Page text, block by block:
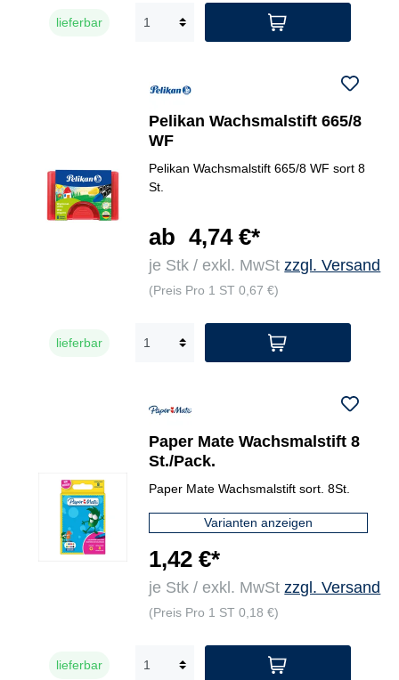
lieferbar
Pelikan Wachsmalstift 665/8
WF
Pelikan Wachsmalstift 665/8 WF sort 8
St.
ab 4,74 €*
je Stk / exkl. MwStzzgl. Versand
(Preis Pro 1 ST 0,67 €)
lieferbar
Paper Mate Wachsmalstift 8
St./Pack.
Paper Mate Wachsmalstift sort. 8St.
Varianten anzeigen
1,42 €*
je Stk / exkl. MwStzzgl. Versand
(Preis Pro 1 ST 0,18 €)
lieferbar